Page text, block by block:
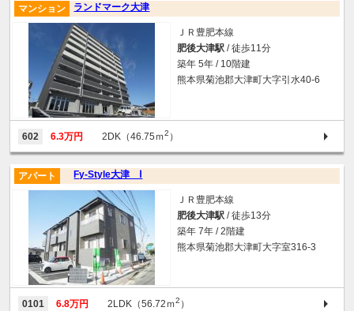
ランドマーク大津
マンション
ＪＲ豊肥本線
肥後大津駅 / 徒歩11分
築年 5年 / 10階建
熊本県菊池郡大津町大字引水40-6
602 6.3万円 2DK（46.75ｍ2 ）
Fy-Style大津 Ⅰ
アパート
ＪＲ豊肥本線
肥後大津駅 / 徒歩13分
築年 7年 / 2階建
熊本県菊池郡大津町大字室316-3
0101 6.8万円 2LDK（56.72ｍ2 ）